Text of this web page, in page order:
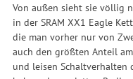
Von außen sieht sie völlig
in der SRAM XX1 Eagle
die man vorher nur von
auch den größten Anteil
und leisen Schaltverhalten